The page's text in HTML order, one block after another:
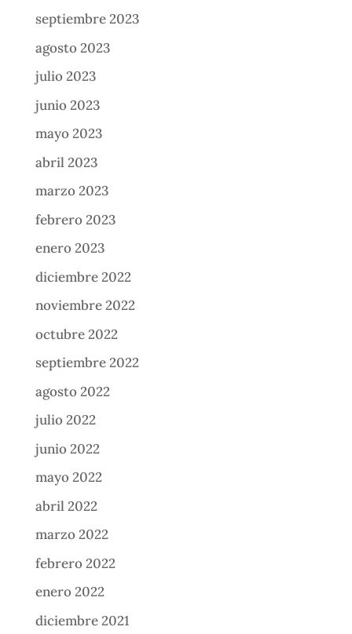
septiembre 2023
agosto 2023
julio 2023
junio 2023
mayo 2023
abril 2023
marzo 2023
febrero 2023
enero 2023
diciembre 2022
noviembre 2022
octubre 2022
septiembre 2022
agosto 2022
julio 2022
junio 2022
mayo 2022
abril 2022
marzo 2022
febrero 2022
enero 2022
diciembre 2021